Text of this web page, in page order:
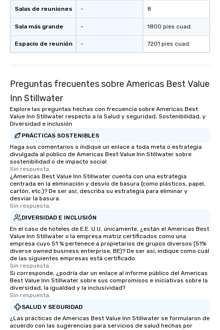
Salas de reuniones
Sala más grande
Espacio de reunión
-
-
-
8
1800 pies cuad.
7201 pies cuad.
Preguntas frecuentes sobre Americas Best Value
Inn Stillwater
Explore las preguntas hechas con frecuencia sobre Americas Best
Value Inn Stillwater respecto a la Salud y seguridad, Sostenibilidad, y
Diversidad e inclusión
PRÁCTICAS SOSTENIBLES
Haga sus comentarios o indique un enlace a toda meta o estrategia
divulgada al público de Americas Best Value Inn Stillwater sobre
sostenibilidad o de impacto social.
Sin respuesta.
¿Americas Best Value Inn Stillwater cuenta con una estrategia
centrada en la eliminación y desvío de basura (como plásticos, papel,
cartón, etc.)? De ser así, describa su estrategia para eliminar y
desviar la basura.
Sin respuesta.
DIVERSIDAD E INCLUSIÓN
En el caso de hoteles de E.E. U.U. únicamente, ¿están el Americas Best
Value Inn Stillwater o la empresa matriz certificados como una
empresa cuyo 51 % pertenece a propietarios de grupos diversos (51%
diverse owned business enterprise, BE)? De ser así, indique como cuál
de las siguientes empresas está certificado.
Sin respuesta.
Si corresponde, ¿podría dar un enlace al informe público del Americas
Best Value Inn Stillwater sobre sus compromisos e iniciativas sobre la
diversidad, la igualdad y la inclusividad?
Sin respuesta.
SALUD Y SEGURIDAD
¿Las prácticas de Americas Best Value Inn Stillwater se formularon de
acuerdo con las sugerencias para servicios de salud hechas por